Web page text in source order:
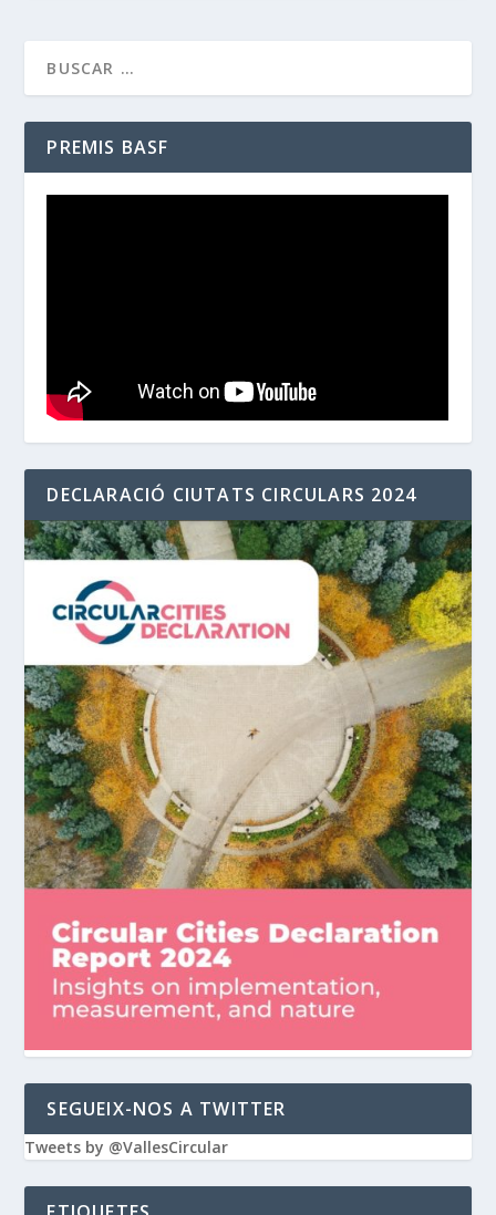
PREMIS BASF
DECLARACIÓ CIUTATS CIRCULARS 2024
SEGUEIX-NOS A TWITTER
Tweets by @VallesCircular